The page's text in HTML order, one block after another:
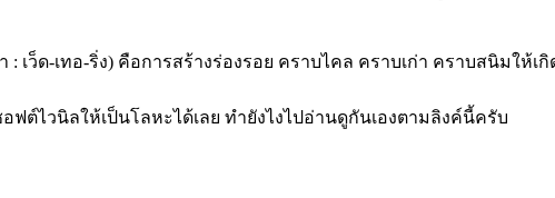
: เว็ด-เทอ-ริ่ง) คือการสร้างร่องรอย คราบไคล คราบเก่า คราบสนิมให้
ต์ไวนิลให้เป็นโลหะได้เลย ทำยังไงไปอ่านดูกันเองตามลิงค์นี้ครับ